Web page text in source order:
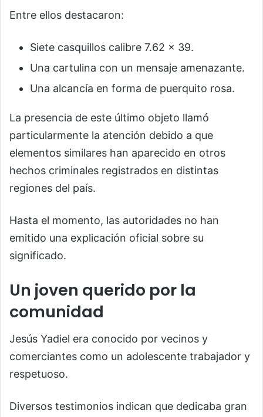
Entre ellos destacaron:
Siete casquillos calibre 7.62 x 39.
Una cartulina con un mensaje amenazante.
Una alcancía en forma de puerquito rosa.
La presencia de este último objeto llamó
particularmente la atención debido a que
elementos similares han aparecido en otros
hechos criminales registrados en distintas
regiones del país.
Hasta el momento, las autoridades no han
emitido una explicación oficial sobre su
significado.
Un joven querido por la
comunidad
Jesús Yadiel era conocido por vecinos y
comerciantes como un adolescente trabajador y
respetuoso.
Diversos testimonios indican que dedicaba gran